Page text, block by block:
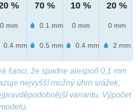
%
0 mm
0.4 mm
70 %
0.1 mm
0.5 mm
10 %
0 mm
0.4 mm
20 %
0 mm
2 mm
šanci, že spadne alespoň 0,1 mm
nejvyšší možný úhrn srážek,
variantu. Výpočet